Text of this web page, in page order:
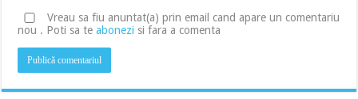
Vreau sa fiu anuntat(a) prin email cand apare un comentariu
nou . Poti sa teabonezi si fara a comenta